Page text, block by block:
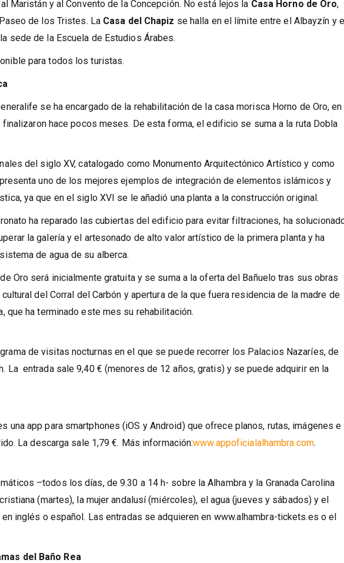
baño público más antiguo y mejor conservado de España. LaCasa de Zafrase
Maristán y al Convento de la Concepción. No está lejos laCasa Horno de Oro
de los Tristes. La Casa del Chapizse halla en el límite entre el Albayzín y el
sede de la Escuela de Estudios Árabes.
para todos los turistas.
se ha encargado de la rehabilitación de la casa morisca Horno de Oro, en
hace pocos meses. De esta forma, el edificio se suma a la ruta Dobla
del siglo XV, catalogado como Monumento Arquitectónico Artístico y como
uno de los mejores ejemplos de integración de elementos islámicos y
ya que en el siglo XVI se le añadió una planta a la construcción original.
ha reparado las cubiertas del edificio para evitar filtraciones, ha solucionado
la galería y el artesonado de alto valor artístico de la primera planta y ha
de agua de su alberca.
Oro será inicialmente gratuita y se suma a la oferta del Bañuelo tras sus obras
del Corral del Carbón y apertura de la que fuera residencia de la madre de
que ha terminado este mes su rehabilitación.
de visitas nocturnas en el que se puede recorrer los Palacios Nazaríes, de
La entrada sale 9,40 € (menores de 12 años, gratis) y se puede adquirir en la
una app para smartphones (iOS y Android) que ofrece planos, rutas, imágenes e
La descarga sale 1,79 €. Más información:
–todos los días, de 9.30 a 14 h- sobre la Alhambra y la Granada Carolina
(martes), la mujer andalusí (miércoles), el agua (jueves y sábados) y el
inglés o español. Las entradas se adquieren en www.alhambra-tickets.es o el